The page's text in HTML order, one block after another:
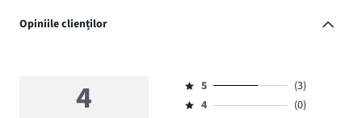
Opiniile clienților
4
Evaluare
5,
5
(3)
Evaluare
4
(0)